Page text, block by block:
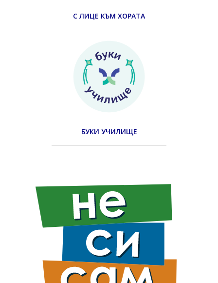
С ЛИЦЕ КЪМ ХОРАТА
БУКИ УЧИЛИЩЕ